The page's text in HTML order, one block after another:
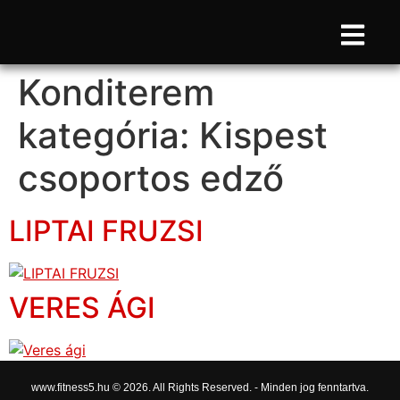
Konditerem
kategória: Kispest
csoportos edző
LIPTAI FRUZSI
VERES ÁGI
www.fitness5.hu © 2026. All Rights Reserved. - Minden jog fenntartva.